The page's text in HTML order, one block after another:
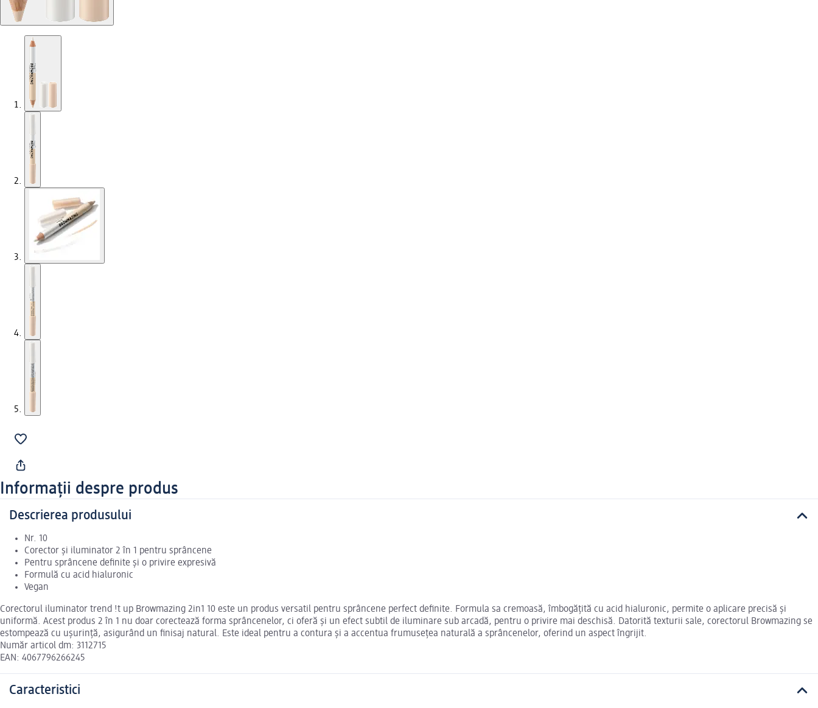
Informații despre produs
Descrierea produsului
Nr. 10
Corector și iluminator 2 în 1 pentru sprâncene
Pentru sprâncene definite și o privire expresivă
Formulă cu acid hialuronic
Vegan
Corectorul iluminator trend !t up Browmazing 2in1 10 este un produs versatil pentru sprâncene perfect definite. Formula sa cremoasă, îmbogățită cu acid hialuronic, permite o aplicare precisă și
uniformă. Acest produs 2 în 1 nu doar corectează forma sprâncenelor, ci oferă și un efect subtil de iluminare sub arcadă, pentru o privire mai deschisă. Datorită texturii sale, corectorul Browmazing se
estompează cu ușurință, asigurând un finisaj natural. Este ideal pentru a contura și a accentua frumusețea naturală a sprâncenelor, oferind un aspect îngrijit.
Număr articol dm: 3112715
EAN: 4067796266245
Caracteristici